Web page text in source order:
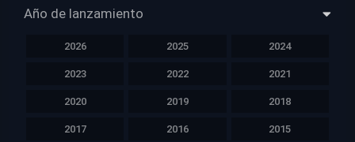
Año de lanzamiento
2026 2025 2024
2023 2022 2021
2020 2019 2018
2017 2016 2015